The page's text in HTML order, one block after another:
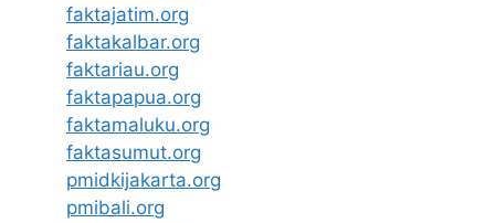
faktajatim.org
faktakalbar.org
faktariau.org
faktapapua.org
faktamaluku.org
faktasumut.org
pmidkijakarta.org
pmibali.org